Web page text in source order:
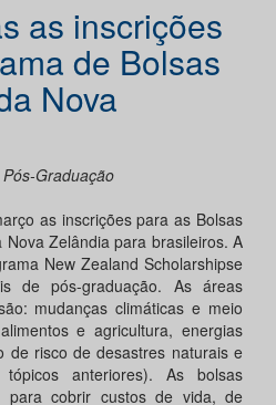
as inscrições
de Bolsas
Nova
Graduação
as inscrições para as Bolsas
Zelândia para brasileiros. A
New Zealand Scholarshipse
de pós-graduação. As áreas
mudanças climáticas e meio
e agricultura, energias
de risco de desastres naturais e
anteriores). As bolsas
para cobrir custos de vida, de